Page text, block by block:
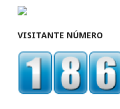
VISITANTE NÚMERO